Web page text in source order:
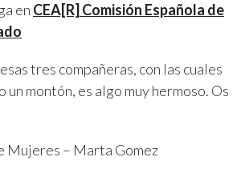
en CEA[R] Comisión Española de
tres compañeras, con las cuales
un montón, es algo muy hermoso. Os
Mujeres – Marta Gomez